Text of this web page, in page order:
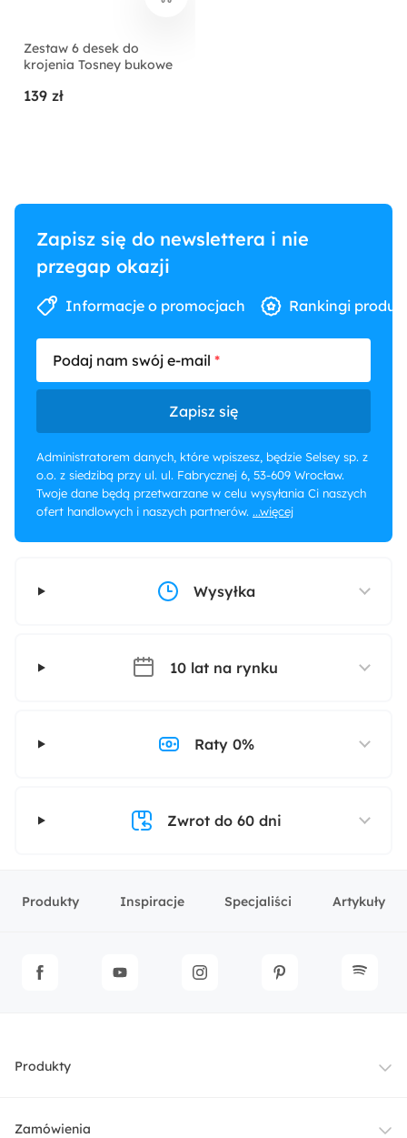
Zestaw 6 desek do
krojenia Tosney bukowe
139 zł
Zapisz się do newslettera i nie
przegap okazji
Informacje o promocjach Rankingi
Podaj nam swój e-mail
Zapisz się
Administratorem danych, które wpiszesz, będzie Selsey sp. z
o.o. z siedzibą przy ul. ul. Fabrycznej 6, 53-609 Wrocław.
Twoje dane będą przetwarzane w celu wysyłania Ci naszych
ofert handlowych i naszych partnerów. ...więcej
Wysyłka
10 lat na rynku
Raty 0%
Zwrot do 60 dni
Produkty Inspiracje Specjaliści Artykuły
Produkty
Meble
Zamówienia